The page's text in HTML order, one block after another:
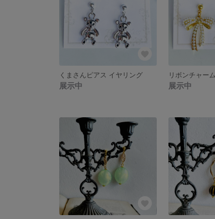
くまさんピアス イヤリング
展示中 展示中